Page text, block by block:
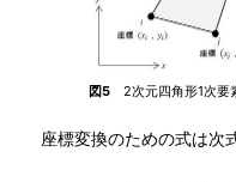
図5 2次元四角形1次要
座標変換のための式は次